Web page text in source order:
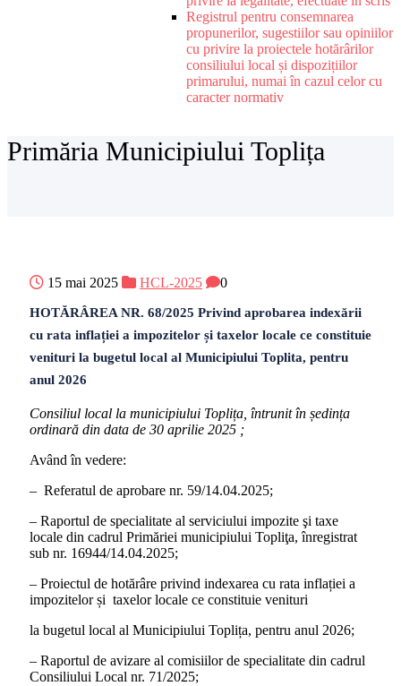
Registrul pentru consemnarea
propunerilor, sugestiilor sau opiniilor
cu privire la proiectele hotărârilor
consiliului local și dispozițiilor
primarului, numai în cazul celor cu
caracter normativ
Primăria Municipiului Toplița
15 mai 2025 HCL-2025 0
HOTĂRÂREA NR. 68/2025 Privind aprobarea indexării
cu rata inflației a impozitelor și taxelor locale ce constituie
venituri la bugetul local al Municipiului Toplita, pentru
anul 2026
Consiliul local la municipiului Toplița, întrunit în ședința
ordinară din data de 30 aprilie 2025 ;
Având în vedere:
– Referatul de aprobare nr. 59/14.04.2025;
– Raportul de specialitate al serviciului impozite şi taxe
locale din cadrul Primăriei municipiului Topliţa, înregistrat
sub nr. 16944/14.04.2025;
– Proiectul de hotărâre privind indexarea cu rata inflației a
impozitelor și taxelor locale ce constituie venituri
la bugetul local al Municipiului Toplița, pentru anul 2026;
– Raportul de avizare al comisiilor de specialitate din cadrul
Consiliului Local nr. 71/2025;